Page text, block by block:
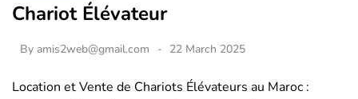
Chariot Élévateur
By amis2web@gmail.com 22 March 2025
Location et Vente de Chariots Élévateurs au Maroc :